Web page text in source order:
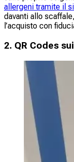
allergeni tramite il
davanti allo
l’acquisto con
2. QR Codes